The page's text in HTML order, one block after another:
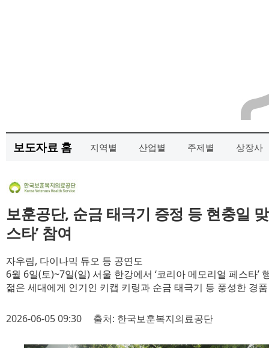
보도자료 홈 지역별 산업별 주제별 상장사
보훈공단, 순금 태극기 증정 등 현충일
스타’ 참여
자우림, 다이나믹 듀오 등 공연도
6월 6일(토)~7일(일) 서울 한강에서 ‘코리아 메모리얼 페스타’
젊은 세대에게 인기인 키캡 키링과 순금 태극기 등 풍성한 경
2026-06-05 09:30 출처: 한국보훈복지의료공단